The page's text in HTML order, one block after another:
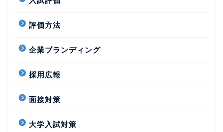
評価方法
企業ブランディング
採用広報
面接対策
大学入試対策